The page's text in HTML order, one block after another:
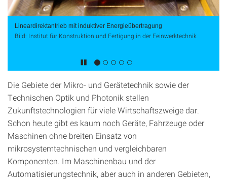
Lineardirektantrieb mit induktiver Energieübertragung
Bild: Institut für Konstruktion und Fertigung in der Feinwerktechnik
Die Gebiete der Mikro- und Gerätetechnik sowie der
Technischen Optik und Photonik stellen
Zukunftstechnologien für viele Wirtschaftszweige dar.
Schon heute gibt es kaum noch Geräte, Fahrzeuge oder
Maschinen ohne breiten Einsatz von
mikrosystemtechnischen und vergleichbaren
Komponenten. Im Maschinenbau und der
Automatisierungstechnik, aber auch in anderen Gebieten,